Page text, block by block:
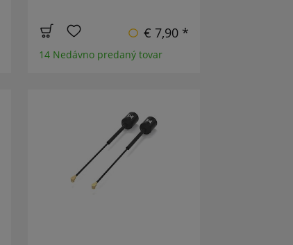
€ 7,90 *
14 Nedávno predaný tovar